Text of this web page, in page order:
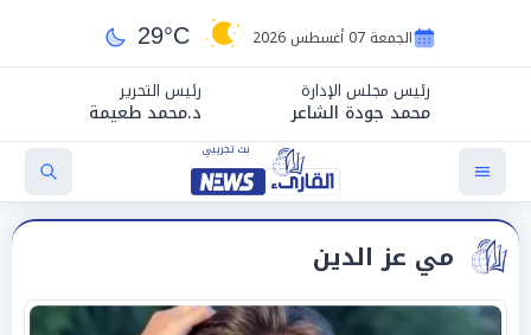
الجمعة 07 أغسطس 2026 29°C
رئيس مجلس الإدارة
محمد جودة الشاعر
رئيس التحرير
د.محمد طعيمة
مي عز الدين